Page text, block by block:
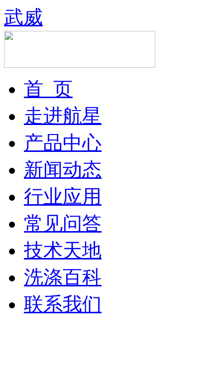
武威
首 页
走进航星
产品中心
新闻动态
行业应用
常见问答
技术天地
洗涤百科
联系我们